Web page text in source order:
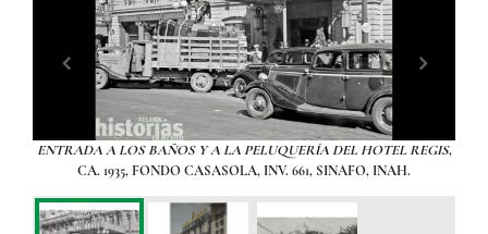
ENTRADA A LOS BAÑOS Y A LA PELUQUERÍA DEL HOTEL REGIS,
CA. 1935, FONDO CASASOLA, INV. 661, SINAFO, INAH.